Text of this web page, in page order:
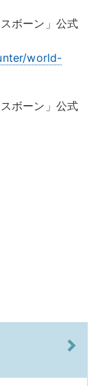
ボーン」公式
world-
ボーン」公式